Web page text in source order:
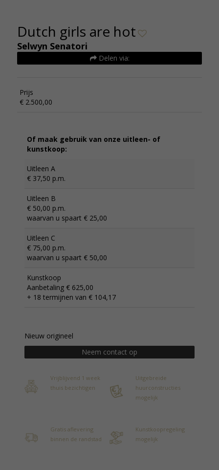
Dutch girls are hot
Selwyn Senatori
Delen via:
Prijs
€ 2.500,00
Of maak gebruik van onze uitleen- of
kunstkoop:
Uitleen A
€ 37,50 p.m.
Uitleen B
€ 50,00 p.m.
waarvan u spaart € 25,00
Uitleen C
€ 75,00 p.m.
waarvan u spaart € 50,00
Kunstkoop
Aanbetaling € 625,00
+ 18 termijnen van € 104,17
Nieuw origineel
Neem contact op
Vrijblijvend 1 week
thuis bezichtigen
Uitgebreide
huurconstructies
mogelijk
Gratis aflevering
binnen de randstad
Kunstkoopregeling
mogelijk